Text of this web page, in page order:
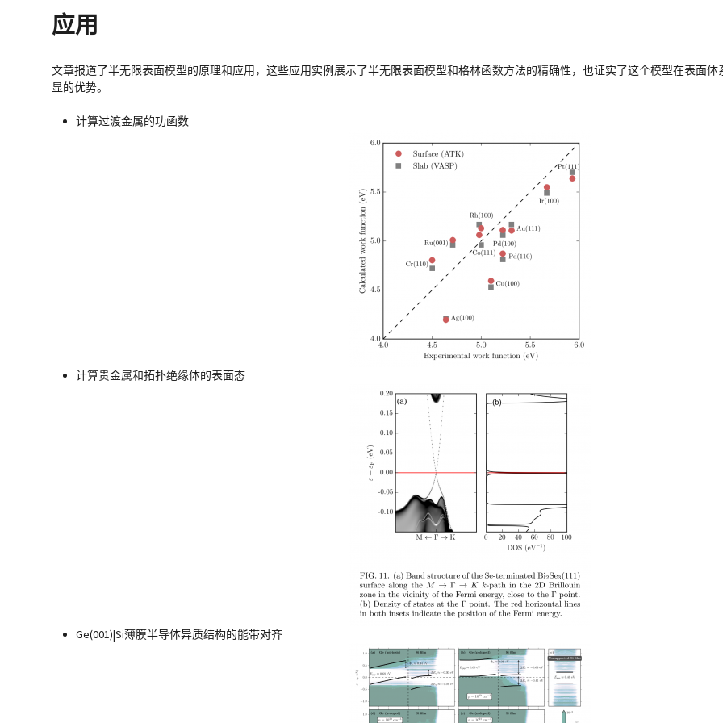
应用
文章报道了半无限表面模型的原理和应用，这些应用实例展示了半无限表面模型和格林函数方法的精确性，也证实了这个模型在表面体
显的优势。
计算过渡金属的功函数
计算贵金属和拓扑绝缘体的表面态
Ge(001)|Si薄膜半导体异质结构的能带对齐